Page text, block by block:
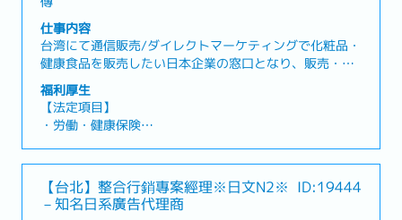
海外市場向けSNSローカライズプロジェクトに参画し、
海外チームと連携しながらプロジェクトを推進。
・誕生日祝い金、誕生日休暇、四半期目標達成報奨制度
（例：特別休暇など）
・年1回の健康診断
・フルメディア広告に関する知識研修
・個人学習・専門スキル向上のための補助制度
・Apple Macノートパソコン支給
・月1回の部署ランチ会
※上記福利厚生は、3ヶ月の試用期間を終了した正社員
が対象となります。
仕事内容
台湾にて通信販売/ダイレクトマーケティングで化粧品・
健康食品を販売したい日本企業の窓口となり、販売・売
上拡大のための企画提案、折衝、実行から効果検証まで
の顧客対応を担当。担当はOPD（広告枠の仕入れ）・テ
レビ・web/インターネット・平面（雑誌・紙面等）など
メディア/媒体毎に分かれ、担当毎に情報共有し合い、案
件を進めていく。基本的には、日本にいる顧客との折衝
ディア折衝などへ同行し、通訳翻訳などのサポート業務
にも携わる。
福利厚生
【法定項目】
・労働・健康保険
・各種休暇（特別休暇、結婚休暇、忌引休暇、生理休
暇、妊娠検診休暇、配偶者出産休暇、産休、育児休暇）
・退職金
【台北】整合行銷專案經理※日文N2※
－知名日系廣告代理商
ID:19444